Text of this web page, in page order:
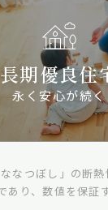
長期優良住
永く安心が続く
なつぼし」の断熱
り、数値を保証